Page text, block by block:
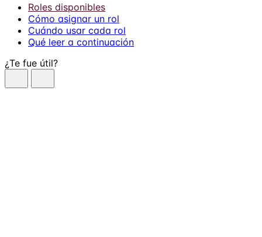
Roles disponibles
Cómo asignar un rol
Cuándo usar cada rol
Qué leer a continuación
¿Te fue útil?